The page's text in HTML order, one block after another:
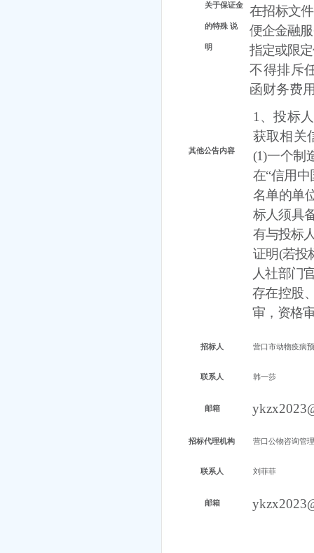
关于保证金
的特殊 说
明
在招标文
便企金融
指定或限
不得排斥
函财务费
其他公告内容
1、投标
获取相关
(1)一个制
在“信用
名单的单
标人须具
有与投标
证明(若投
人社部门
存在控股
审，资格
招标人 营口市动物疫病
联系人 韩一莎
邮箱
招标代理机构 营口公物咨询管
联系人 刘菲菲
邮箱